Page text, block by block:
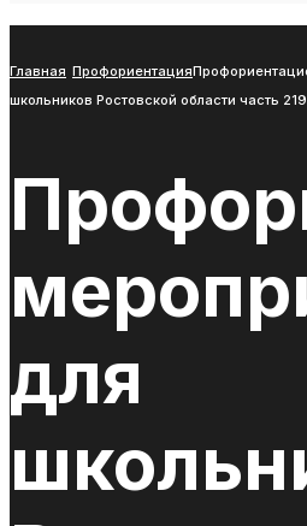
Главная Профориентация
школьников Ростовской области часть 219
для